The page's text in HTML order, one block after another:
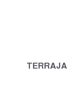
TERRAJA